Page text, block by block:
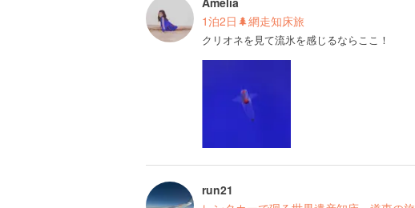
1泊2日🌲網走知床旅
クリオネを見て流氷を感じるならここ！
run21